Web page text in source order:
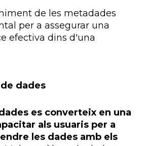
de les metadades
per a assegurar una
efectiva dins d'una
dades
es converteix en una
als usuaris per a
les dades amb els